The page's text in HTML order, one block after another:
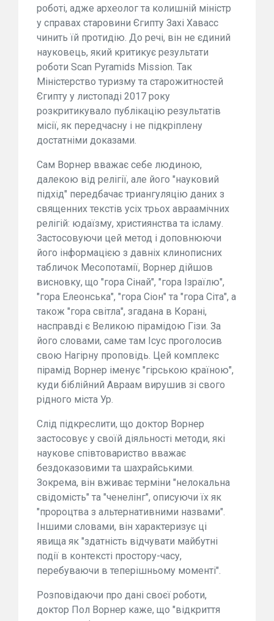
роботі, адже археолог та колишній міністр
у справах старовини Єгипту Захі Хавасс
чинить їй протидію. До речі, він не єдиний
науковець, який критикує результати
роботи Scan Pyramids Mission. Так
Міністерство туризму та старожитностей
Єгипту у листопаді 2017 року
розкритикувало публікацію результатів
місії, як передчасну і не підкріплену
достатніми доказами.
Сам Ворнер вважає себе людиною,
далекою від релігії, але його "науковий
підхід" передбачає триангуляцію даних з
священних текстів усіх трьох авраамічних
релігій: юдаїзму, християнства та ісламу.
Застосовуючи цей метод і доповнюючи
його інформацією з давніх клинописних
табличок Месопотамії, Ворнер дійшов
висновку, що "гора Сінай", "гора Ізраїлю",
"гора Елеонська", "гора Сіон" та "гора Сіта", а
також "гора світла", згадана в Корані,
насправді є Великою пірамідою Гізи. За
його словами, саме там Ісус проголосив
свою Нагірну проповідь. Цей комплекс
пірамід Ворнер іменує "гірською країною",
куди біблійний Авраам вирушив зі свого
рідного міста Ур.
Слід підкреслити, що доктор Ворнер
застосовує у своїй діяльності методи, які
наукове співтовариство вважає
бездоказовими та шахрайськими.
Зокрема, він вживає терміни "нелокальна
свідомість" та "ченелінг", описуючи їх як
"пророцтва з альтернативними назвами".
Іншими словами, він характеризує ці
явища як "здатність відчувати майбутні
події в контексті простору-часу,
перебуваючи в теперішньому моменті".
Розповідаючи про дані своєї роботи,
доктор Пол Ворнер каже, що "відкриття